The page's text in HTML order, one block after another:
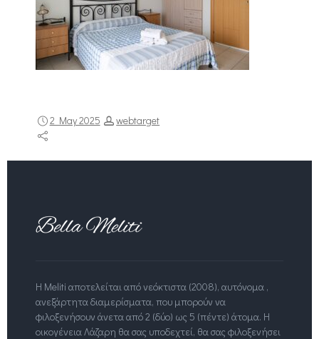
2 May 2025 webtarget
Η Meliti αποτελείται από νεόκτιστα (2008), αυτόνομα ,
ανεξάρτητα διαμερίσματα, που μπορούν να
φιλοξενήσουν άνετα από 2 (δύο) ως 5 (πέντε) άτομα. Η
οικογένεια Λάζαρη θα σας υποδεχτεί, θα σας φιλοξενήσει